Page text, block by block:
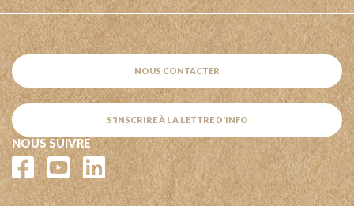
NOUS CONTACTER
S'INSCRIRE À LA LETTRE D'INFO
NOUS SUIVRE